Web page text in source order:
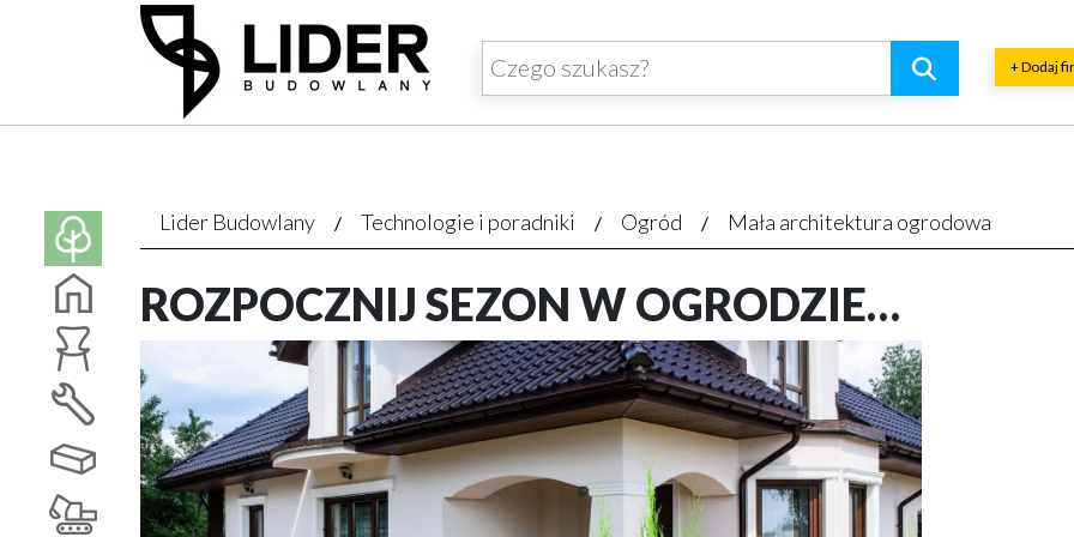
+ Dodaj
Lider Budowlany Technologie i poradniki Ogród Mała architektura ogrodowa
ROZPOCZNIJ SEZON W OGRODZIE…